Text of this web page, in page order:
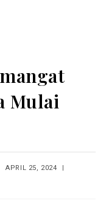
Mulai
APRIL 25, 2024